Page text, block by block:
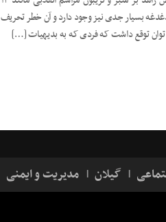
دغدغه بسیار جدی نیز وجود دارد و آن خطر تحریف
توان توقع داشت که فردی که به بدیهیات […]
گیلان مدیریت و ایمنی